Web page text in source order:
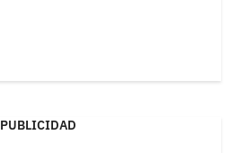
PUBLICIDAD